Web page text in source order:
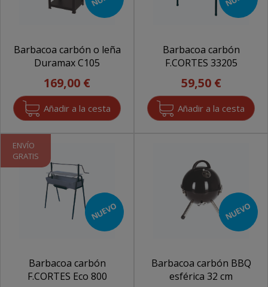
Barbacoa carbón o leña
Duramax C105
169,00 €
Barbacoa carbón
F.CORTES 33205
59,50 €
ENVÍO
GRATIS
NUEVO
Barbacoa carbón
F.CORTES Eco 800
NUEVO
Barbacoa carbón BBQ
esférica 32 cm